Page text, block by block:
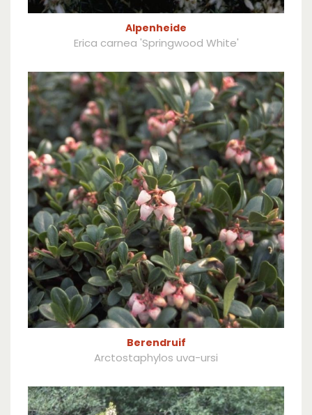
Alpenheide
Erica carnea 'Springwood White'
Berendruif
Arctostaphylos uva-ursi